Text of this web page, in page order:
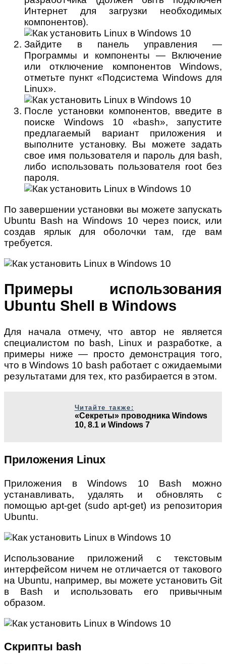
Интернет для загрузки необходимых
компонентов).
Зайдите в панель управления —
Программы и компоненты — Включение
или отключение компонентов Windows,
отметьте пункт «Подсистема Windows для
Linux».
После установки компонентов, введите в
поиске Windows 10 «bash», запустите
предлагаемый вариант приложения и
выполните установку. Вы можете задать
свое имя пользователя и пароль для bash,
либо использовать пользователя root без
пароля.
По завершении установки вы можете запускать
Ubuntu Bash на Windows 10 через поиск, или
создав ярлык для оболочки там, где вам
требуется.
Примеры использования
Ubuntu Shell в Windows
Для начала отмечу, что автор не является
специалистом по bash, Linux и разработке, а
примеры ниже — просто демонстрация того,
что в Windows 10 bash работает с ожидаемыми
результатами для тех, кто разбирается в этом.
Читайте также:
«Секреты» проводника Windows
10, 8.1 и Windows 7
Приложения Linux
Приложения в Windows 10 Bash можно
устанавливать, удалять и обновлять с
помощью apt-get (sudo apt-get) из репозитория
Ubuntu.
Использование приложений с текстовым
интерфейсом ничем не отличается от такового
на Ubuntu, например, вы можете установить Git
в Bash и использовать его привычным
образом.
Скрипты bash